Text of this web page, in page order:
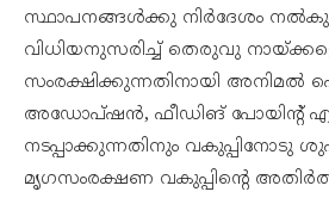
സ്ഥാപനങ്ങൾക്കു നിർദേശം
വിധിയനുസരിച്ച് തെരുവു
സംരക്ഷിക്കുന്നതിനായി അനിമൽ
അഡോപ്ഷൻ, ഫീഡിങ് പോയിന്റ്
നടപ്പാക്കുന്നതിനും വകുപ്പിനോടു
മൃഗസംരക്ഷണ വകുപ്പിന്റെ